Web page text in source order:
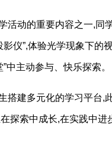
活动的重要内容之一,同
影仪”,体验光学现象下
中主动参与、快乐探索。
搭建多元化的学习平台,
探索中成长,在实践中